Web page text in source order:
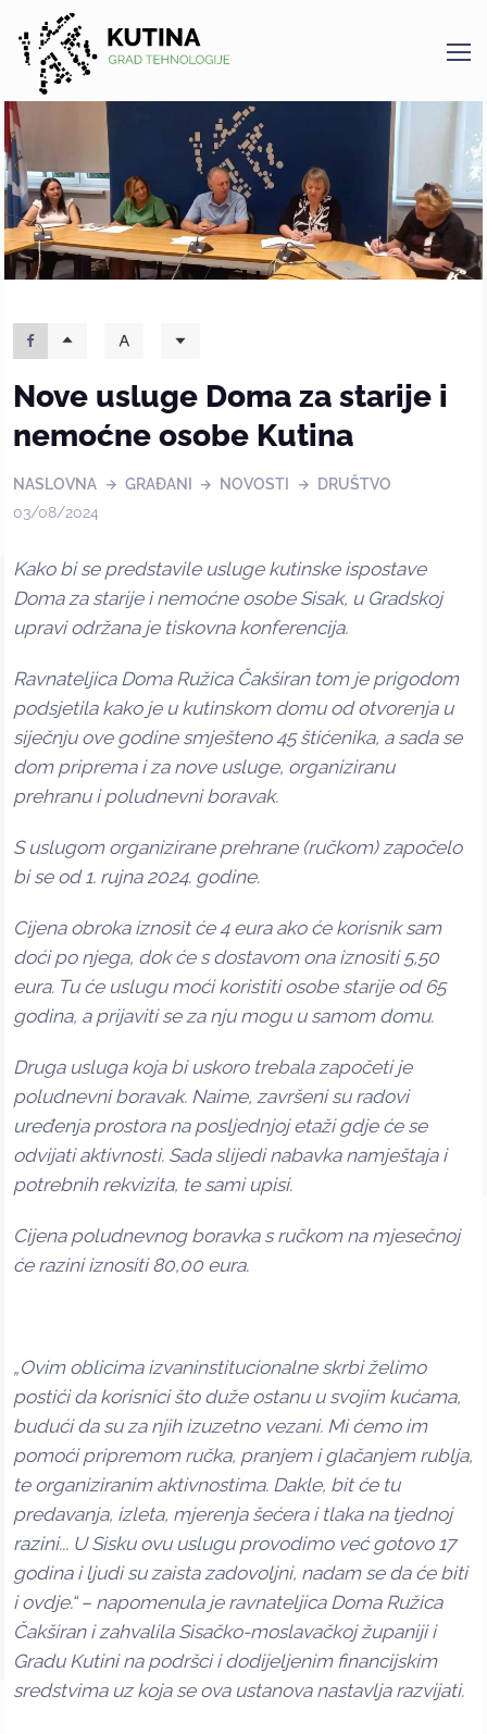
Kutina
Nove usluge Doma za starije i
nemoćne osobe Kutina
NASLOVNA GRAĐANI NOVOSTI
DRUŠTVO
03/08/2024
Kako bi se predstavile usluge kutinske ispostave
Doma za starije i nemoćne osobe Sisak, u Gradskoj
upravi održana je tiskovna konferencija.
Ravnateljica Doma Ružica Čakširan tom je prigodom
podsjetila kako je u kutinskom domu od otvorenja u
siječnju ove godine smješteno 45 štićenika, a sada se
dom priprema i za nove usluge, organiziranu
prehranu i poludnevni boravak.
S uslugom organizirane prehrane (ručkom) započelo
bi se od 1. rujna 2024. godine.
Cijena obroka iznosit će 4 eura ako će korisnik sam
doći po njega, dok će s dostavom ona iznositi 5,50
eura. Tu će uslugu moći koristiti osobe starije od 65
godina, a prijaviti se za nju mogu u samom domu.
Druga usluga koja bi uskoro trebala započeti je
poludnevni boravak. Naime, završeni su radovi
uređenja prostora na posljednjoj etaži gdje će se
odvijati aktivnosti. Sada slijedi nabavka namještaja i
potrebnih rekvizita, te sami upisi.
Cijena poludnevnog boravka s ručkom na mjesečnoj
će razini iznositi 80,00 eura.
„Ovim oblicima izvaninstitucionalne skrbi želimo
postići da korisnici što duže ostanu u svojim kućama,
budući da su za njih izuzetno vezani. Mi ćemo im
pomoći pripremom ručka, pranjem i glačanjem rublja,
te organiziranim aktivnostima. Dakle, bit će tu
predavanja, izleta, mjerenja šećera i tlaka na tjednoj
razini... U Sisku ovu uslugu provodimo već gotovo 17
godina i ljudi su zaista zadovoljni, nadam se da će biti
i ovdje.“ – napomenula je ravnateljica Doma Ružica
Čakširan i zahvalila Sisačko-moslavačkoj županiji i
Gradu Kutini na podršci i dodijeljenim financijskim
sredstvima uz koja se ova ustanova nastavlja razvijati.